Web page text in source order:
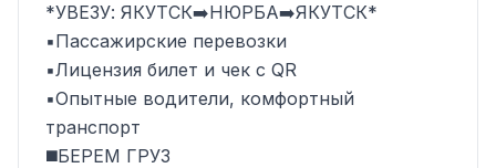
*УВЕЗУ: ЯКУТСК➡️НЮРБА➡️ЯКУТСК*
▪️Пассажирские перевозки
▪️Лицензия билет и чек с QR
▪️Опытные водители, комфортный
транспорт
◼️БЕРЕМ ГРУЗ